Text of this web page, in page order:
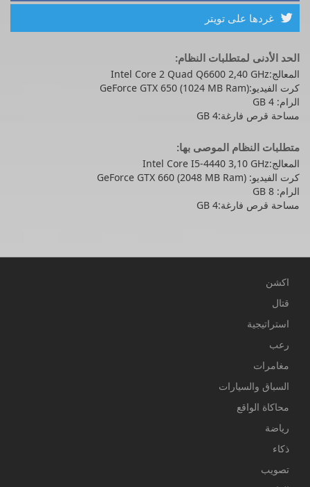
 غردها على تويتر
الحد الأدنى لمتطلبات النظام:
المعالج:Intel Core 2 Quad Q6600 2,40 GHz
كرت الفيديو:GeForce GTX 650 (1024 MB Ram)
الرام: 4 GB
مساحة قرص فارغة:4 GB
متطلبات النظام الموصى بها:
المعالج:Intel Core I5-4440 3,10 GHz
كرت الفيديو: GeForce GTX 660 (2048 MB Ram)
الرام: 8 GB
مساحة قرص فارغة:4 GB
اكشن
قتال
استراتيجية
رعب
مغامرات
السباق والسيارات
محاكاة الواقع
رياضة
ذكاء
تصويب